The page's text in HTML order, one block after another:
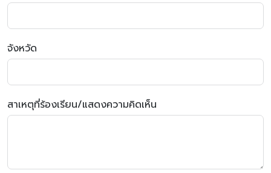
จังหวัด
สาเหตุที่ร้องเรียน/แสดงความคิดเห็น